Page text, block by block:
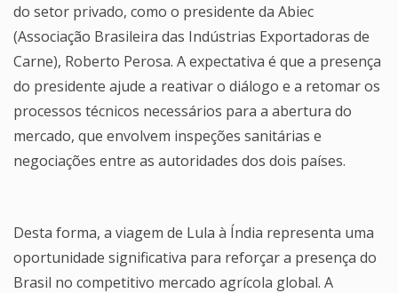
do setor privado, como o presidente da Abiec
(Associação Brasileira das Indústrias Exportadoras de
Carne), Roberto Perosa. A expectativa é que a presença
do presidente ajude a reativar o diálogo e a retomar os
processos técnicos necessários para a abertura do
mercado, que envolvem inspeções sanitárias e
negociações entre as autoridades dos dois países.
Desta forma, a viagem de Lula à Índia representa uma
oportunidade significativa para reforçar a presença do
Brasil no competitivo mercado agrícola global. A